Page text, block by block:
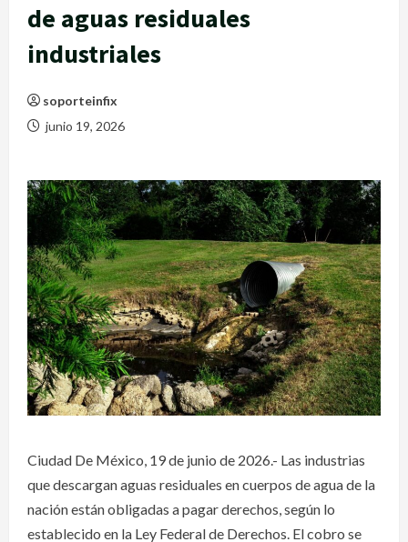
de aguas residuales
industriales
soporteinfix
junio 19, 2026
Ciudad De México, 19 de junio de 2026.- Las industrias
que descargan aguas residuales en cuerpos de agua de la
nación están obligadas a pagar derechos, según lo
establecido en la Ley Federal de Derechos. El cobro se